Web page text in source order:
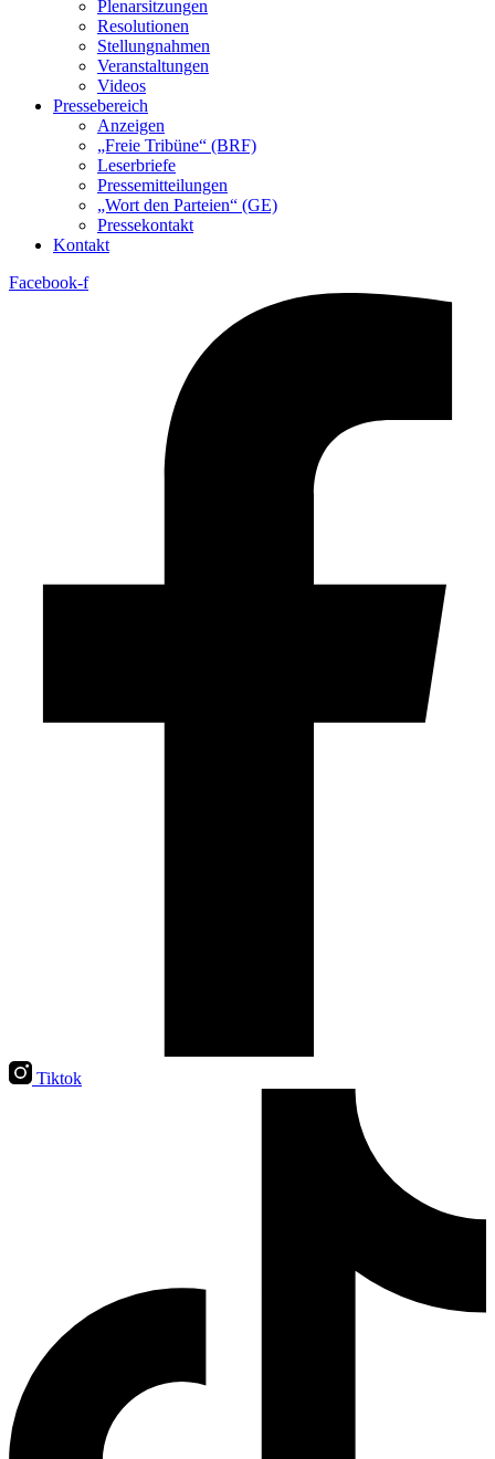
Plenarsitzungen
Resolutionen
Stellungnahmen
Veranstaltungen
Videos
Pressebereich
Anzeigen
„Freie Tribüne“ (BRF)
Leserbriefe
Pressemitteilungen
„Wort den Parteien“ (GE)
Pressekontakt
Kontakt
Facebook-f
Tiktok